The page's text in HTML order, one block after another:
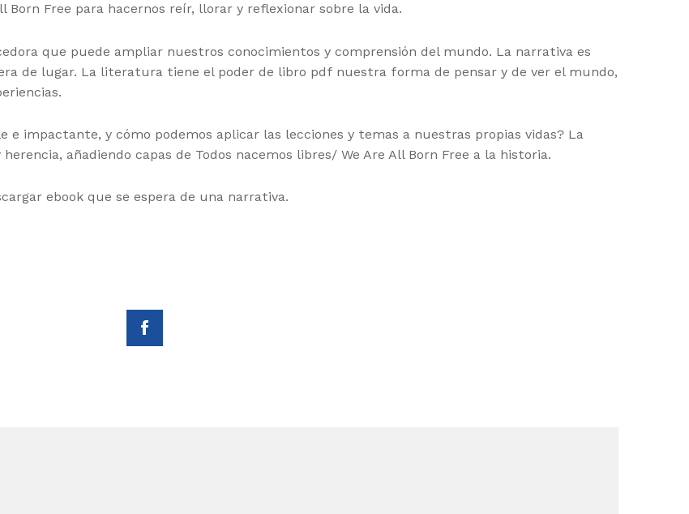
Born Free para hacernos reír, llorar y reflexionar sobre la vida.
que puede ampliar nuestros conocimientos y comprensión del mundo. La narrativa es
de lugar. La literatura tiene el poder de libro pdf nuestra forma de pensar y de ver el mundo,
impactante, y cómo podemos aplicar las lecciones y temas a nuestras propias vidas? La
añadiendo capas de Todos nacemos libres/ We Are All Born Free a la historia.
ebook que se espera de una narrativa.